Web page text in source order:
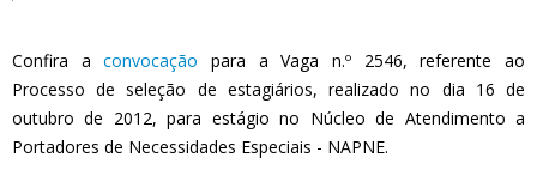
Confira aconvocação para a Vaga n.º 2546, referente ao
Processo de seleção de estagiários, realizado no dia 16 de
outubro de 2012, para estágio no Núcleo de Atendimento a
Portadores de Necessidades Especiais - NAPNE.